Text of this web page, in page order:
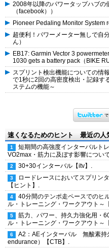
2008年以降のパワータップハブ
（facebook））
Pioneer Pedaling Monitor System
超便利！パワーメーター無しで自
ん）
EB17: Garmin Vector 3
1030 gets a battery pack（BIKE
スプリント検出機能についての
で1秒に2回の高密度検出・記録す
ステムの機能～
速くなるためのヒント 最近の人
短期間の高強度インターバルト
VO2max・筋力に及ぼす影響につい
30+30インターバル【itv】.
ロードレースにおいてスプリン
【ヒント】.
40分間のテンポ走ペースでのヒ
ル・トレーニング・ワークアウト～
筋力、パワー、持久力強化用・
ル・トレーニング・ワークアウト～
A2：AEインターバル 無酸素持
endurance）【CTB】.